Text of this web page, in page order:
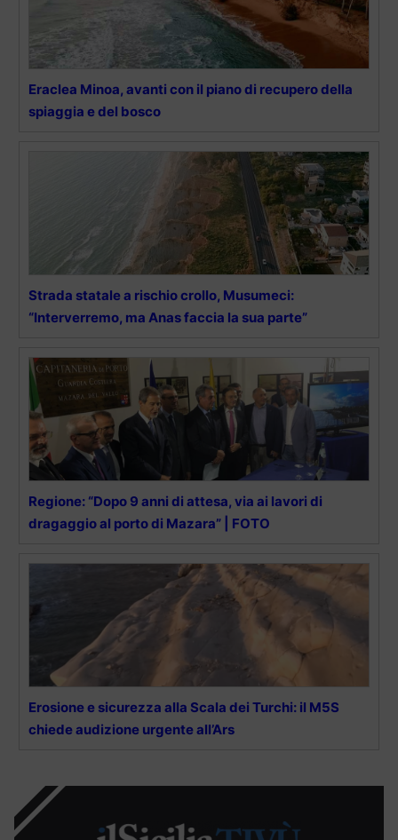
Eraclea Minoa, avanti con il piano di recupero della
spiaggia e del bosco
Strada statale a rischio crollo, Musumeci:
“Interverremo, ma Anas faccia la sua parte”
Regione: “Dopo 9 anni di attesa, via ai lavori di
dragaggio al porto di Mazara” | FOTO
Erosione e sicurezza alla Scala dei Turchi: il M5S
chiede audizione urgente all’Ars